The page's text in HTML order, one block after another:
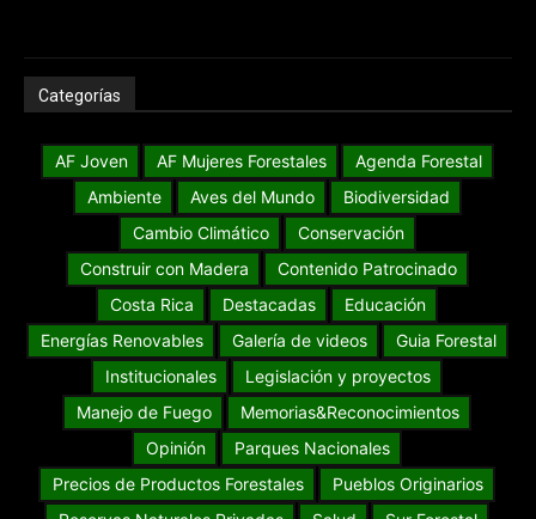
Categorías
AF Joven AF Mujeres Forestales
Agenda Forestal
Ambiente
Aves del Mundo
Biodiversidad
Cambio Climático
Conservación
Construir con Madera
Contenido Patrocinado
Costa Rica
Destacadas
Educación
Energías Renovables
Galería de videos
Guia Forestal
Institucionales
Legislación y proyectos
Manejo de Fuego
Memorias&Reconocimientos
Opinión
Parques Nacionales
Precios de Productos Forestales
Pueblos Originarios